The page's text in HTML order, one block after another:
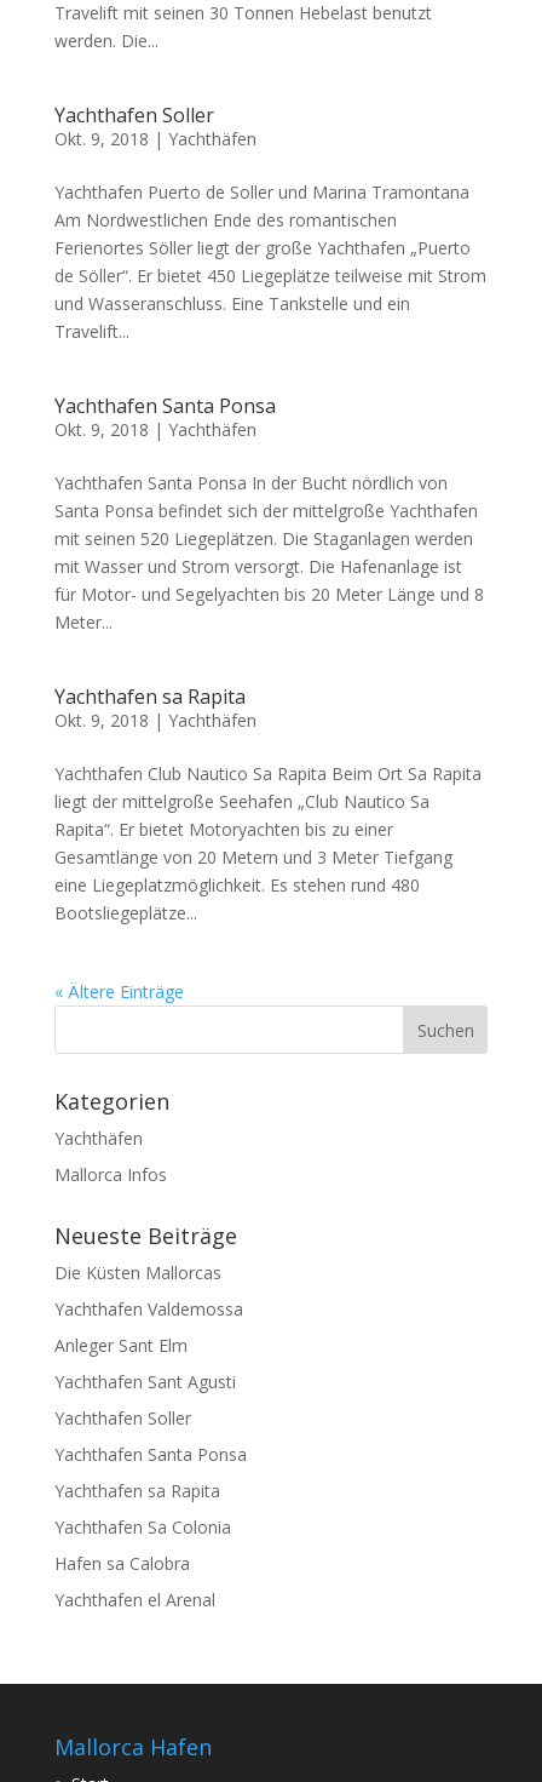
Travelift mit seinen 30 Tonnen Hebelast benutzt
werden. Die...
Yachthafen Soller
Okt. 9, 2018 | Yachthäfen
Yachthafen Puerto de Soller und Marina Tramontana
Am Nordwestlichen Ende des romantischen
Ferienortes Söller liegt der große Yachthafen „Puerto
de Söller“. Er bietet 450 Liegeplätze teilweise mit Strom
und Wasseranschluss. Eine Tankstelle und ein
Travelift...
Yachthafen Santa Ponsa
Okt. 9, 2018 | Yachthäfen
Yachthafen Santa Ponsa In der Bucht nördlich von
Santa Ponsa befindet sich der mittelgroße Yachthafen
mit seinen 520 Liegeplätzen. Die Staganlagen werden
mit Wasser und Strom versorgt. Die Hafenanlage ist
für Motor- und Segelyachten bis 20 Meter Länge und 8
Meter...
Yachthafen sa Rapita
Okt. 9, 2018 | Yachthäfen
Yachthafen Club Nautico Sa Rapita Beim Ort Sa Rapita
liegt der mittelgroße Seehafen „Club Nautico Sa
Rapita“. Er bietet Motoryachten bis zu einer
Gesamtlänge von 20 Metern und 3 Meter Tiefgang
eine Liegeplatzmöglichkeit. Es stehen rund 480
Bootsliegeplätze...
« Ältere Einträge
Kategorien
Yachthäfen
Mallorca Infos
Neueste Beiträge
Die Küsten Mallorcas
Yachthafen Valdemossa
Anleger Sant Elm
Yachthafen Sant Agusti
Yachthafen Soller
Yachthafen Santa Ponsa
Yachthafen sa Rapita
Yachthafen Sa Colonia
Hafen sa Calobra
Yachthafen el Arenal
Mallorca Hafen